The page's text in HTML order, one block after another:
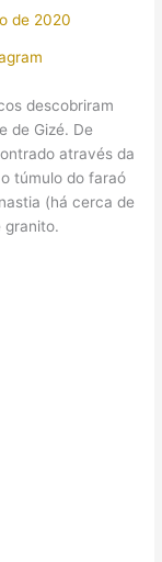
de 2020
descobriram
de Gizé. De
através da
túmulo do faraó
(há cerca de
granito.